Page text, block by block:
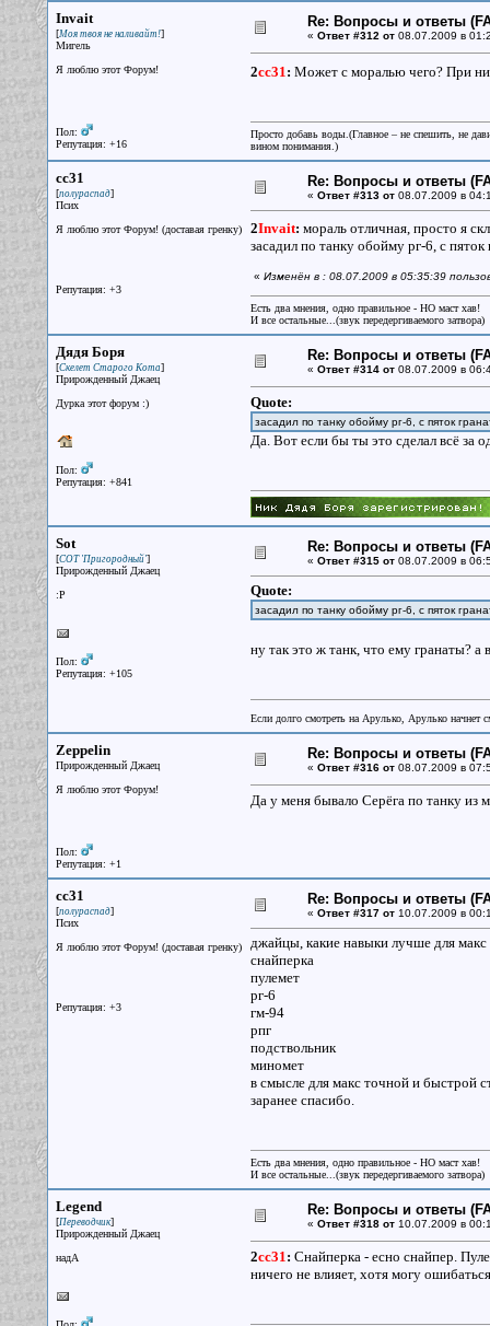
Invait
[Моя твоя не наливайт!]
Мигель
Я люблю этот Форум!
Пол:
Репутация: +16
Re: Вопросы и ответы
« Ответ #312 от08.07.2009 в
2cc31: Может с моралью чего? При
Просто добавь воды.(Главное – не спешить, не
вином понимания.)
cc31
[полураспад]
Псих
Я люблю этот Форум! (доставая гренку)
Репутация: +3
Re: Вопросы и ответы
« Ответ #313 от08.07.2009 в
2Invait: мораль отличная, просто я
засадил по танку обойму рг-6, с
« Изменён в : 08.07.2009 в 05:35:39
Есть два мнения, одно правильное - НО маст хав!
И все остальные...(звук передергиваемого затвора)
Дядя Боря
[Скелет Старого Кота]
Прирожденный Джаец
Дурка этот форум :)
Пол:
Репутация: +841
Re: Вопросы и ответы
« Ответ #314 от08.07.2009 в
Quote:
засадил по танку обойму рг-6, с пяток
Да. Вот если бы ты это сделал всё за
Sot
[СОТ 'Пригородный']
Прирожденный Джаец
:P
Пол:
Репутация: +105
Re: Вопросы и ответы
« Ответ #315 от08.07.2009 в
Quote:
засадил по танку обойму рг-6, с пяток
ну так это ж танк, что ему гранаты? а
Если долго смотреть на Арулько, Арулько начнет
Zeppelin
Прирожденный Джаец
Я люблю этот Форум!
Пол:
Репутация: +1
Re: Вопросы и ответы
« Ответ #316 от08.07.2009 в
Да у меня бывало Серёга по танку из
cc31
[полураспад]
Псих
Я люблю этот Форум! (доставая гренку)
Репутация: +3
Re: Вопросы и ответы
« Ответ #317 от10.07.2009 в
джайцы, какие навыки лучше для
снайперка
пулемет
рг-6
гм-94
рпг
подствольник
миномет
в смысле для макс точной и быстрой
заранее спасибо.
Есть два мнения, одно правильное - НО маст хав!
И все остальные...(звук передергиваемого затвора)
Legend
[Переводчик]
Прирожденный Джаец
надА
Re: Вопросы и ответы
« Ответ #318 от10.07.2009 в
2cc31: Снайперка - есно снайпер.
ничего не влияет, хотя могу